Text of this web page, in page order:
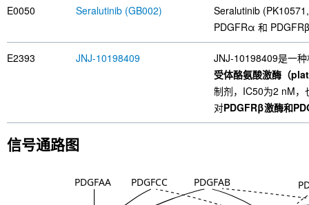
E0050 Seralutinib (GB002)
Seralutinib
PDGFRα 和
E2393 JNJ-10198409
JNJ-10198409是一
受体酪氨酸激酶（
制剂，IC50为2 nM，
对PDGFRβ激酶和
信号通路图